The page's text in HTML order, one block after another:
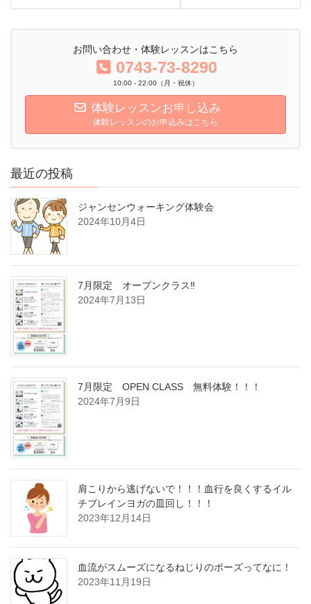
お問い合わせ・体験レッスンはこちら
0743-73-8290
10:00 - 22:00（月・祝休）
体験レッスンお申し込み
体験レッスンのお申込みはこちら
最近の投稿
ジャンセンウォーキング体験会
2024年10月4日
7月限定 オープンクラス‼
2024年7月13日
7月限定 OPEN CLASS 無料体験！！！
2024年7月9日
肩こりから逃げないで！！！血行を良くするイル
チブレインヨガの皿回し！！！
2023年12月14日
血流がスムーズになるねじりのポーズってなに！
2023年11月19日